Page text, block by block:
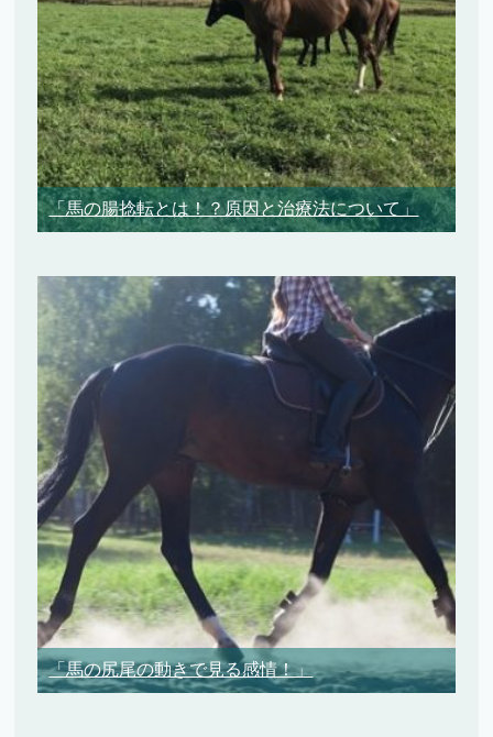
「馬の腸捻転とは！？原因と治療法について」
「馬の尻尾の動きで見る感情！」